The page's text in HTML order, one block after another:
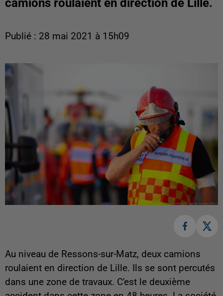
camions roulaient en direction de Lille.
Publié : 28 mai 2021 à 15h09
Au niveau de Ressons-sur-Matz, deux camions
roulaient en direction de Lille. Ils se sont percutés
dans une zone de travaux. C'est le deuxième